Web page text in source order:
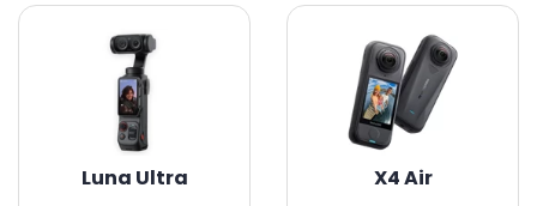
R 1" Edition, Insta360 ONE X3, Insta360 GO 3 et Insta360 Ace
) qui vous offrent une image précise et une
ergonomie optimale
Faciles à transporter, elles vous accompagneront partout
et vous permettront de filmer votre quotidien sous un
angle inédit et une nouvelle formule
encore plus immersive
Luna Ultra X4 Air